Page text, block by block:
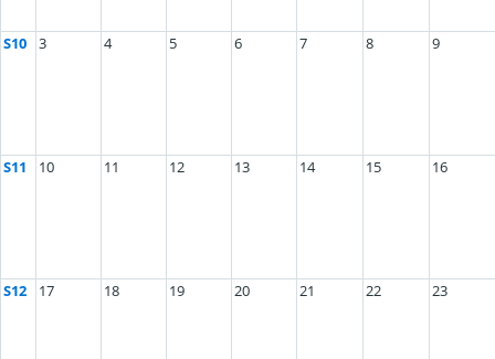
S10 3 4 5 6 7 8 9
S11 10 11 12 13 14 15 16
S12 17 18 19 20 21 22 23